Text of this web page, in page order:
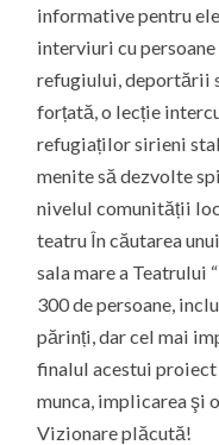
informative pentru
interviuri cu
refugiului, deportării
forțată, o lecție
refugiaților sirieni
menite să dezvolte
nivelul comunității
teatru În căutarea
sala mare a
300 de persoane,
părinți, dar cel mai
finalul acestui proiect
munca, implicarea şi
Vizionare plăcută!